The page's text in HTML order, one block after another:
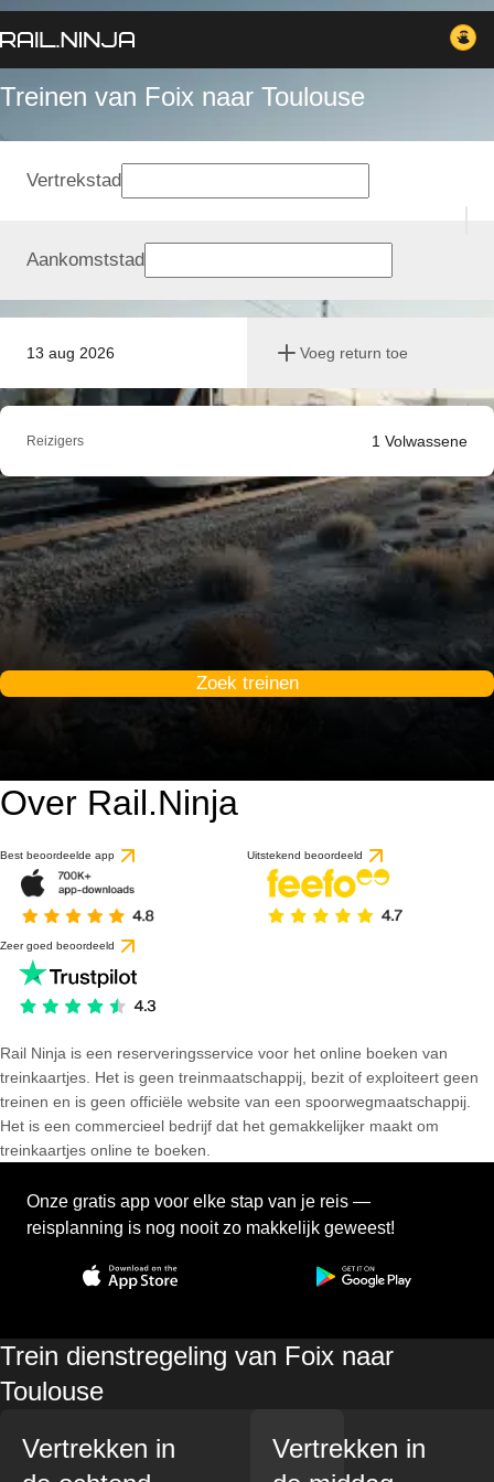
Treinen van Foix naar Toulouse
13 aug 2026 Voeg return toe
Vertrekstad
Aankomststad
Reizigers 1 Volwassene
Zoek treinen
Over Rail.Ninja
Best beoordeelde app Uitstekend beoordeeld
Zeer goed beoordeeld
Rail Ninja is een reserveringsservice voor het online boeken van
treinkaartjes. Het is geen treinmaatschappij, bezit of exploiteert geen
treinen en is geen officiële website van een spoorwegmaatschappij.
Het is een commercieel bedrijf dat het gemakkelijker maakt om
treinkaartjes online te boeken.
Onze gratis app voor elke stap van je reis —
reisplanning is nog nooit zo makkelijk geweest!
Trein dienstregeling van Foix naar
Toulouse
Vertrekken in
Vertrekken in